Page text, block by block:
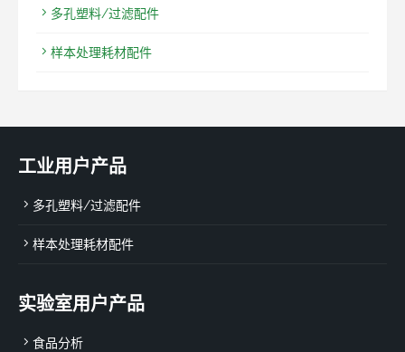
多孔塑料/过滤配件
样本处理耗材配件
工业用户产品
多孔塑料/过滤配件
样本处理耗材配件
实验室用户产品
食品分析